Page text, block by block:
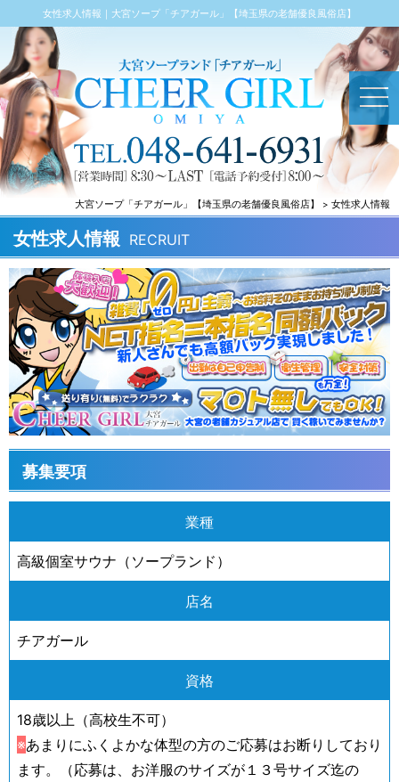
女性求人情報｜大宮ソープ「チアガール」【埼玉県の老舗優良風俗店】
大宮ソープ「チアガール」【埼玉県の老舗優良風俗店】 女性求人情報
女性求人情報 RECRUIT
募集要項
業種
高級個室サウナ（ソープランド）
店名
チアガール
資格
18歳以上（高校生不可）
※あまりにふくよかな体型の方のご応募はお断りしており
ます。（応募は、お洋服のサイズが１３号サイズ迄の